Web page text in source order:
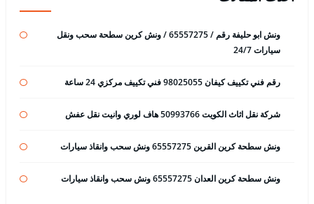
ونش ابو حليفة رقم / 65557275 / ونش كرين سطحة سحب ونقل
سيارات 24/7
رقم فني تكييف كيفان 98025055 فني تكييف مركزي 24 ساعة
شركة نقل اثاث الكويت 50993766 هاف لوري وانيت نقل عفش
ونش سطحة كرين القرين 65557275 ونش سحب وانقاذ سيارات
ونش سطحة كرين العدان 65557275 ونش سحب وانقاذ سيارات